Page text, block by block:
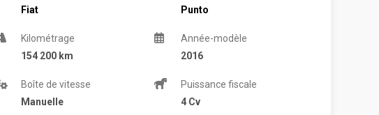
Fiat
Punto
Kilométrage
154 200 km
Année-modèle
2016
Boîte de vitesse
Manuelle
Puissance fiscale
4 Cv